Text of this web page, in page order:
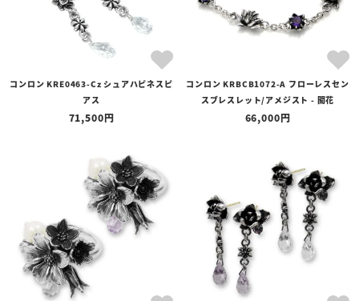
価格
在庫あり
在庫なしを含む
コンロン KRE0463-Cz シュアハピネスピ
アス
71,500
コンロン KRBCB1072-A フローレスセン
スブレスレット/アメジスト - 開花
66,000